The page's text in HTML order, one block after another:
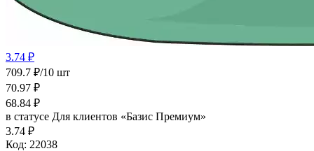
3.74 ₽
709.7 ₽/10 шт
70.97 ₽
68.84 ₽
в статусе Для клиентов «Базис Премиум»
3.74 ₽
Код: 22038